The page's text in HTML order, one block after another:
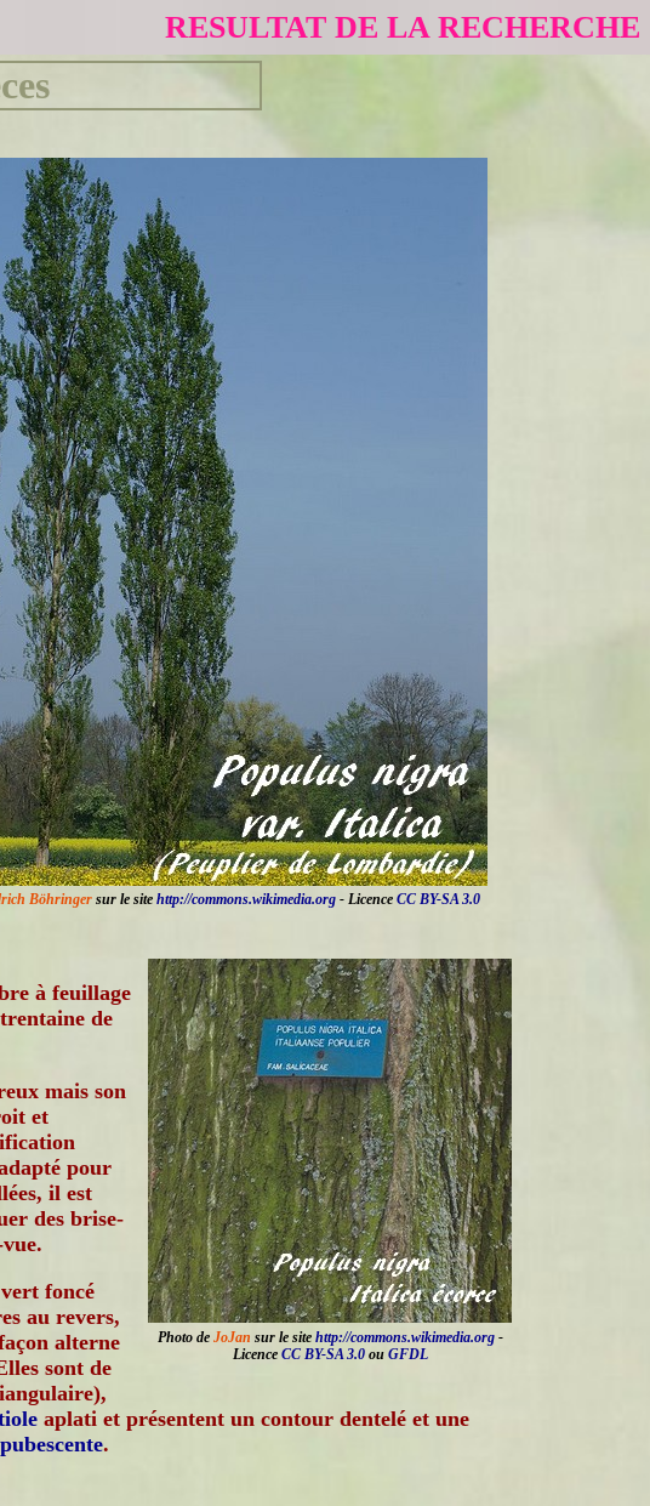
RESULTAT DE LA RECHERCHE
Böhringer sur le site http://commons.wikimedia.org - Licence CC BY-SA 3.0
Photo de JoJan sur le site http://commons.wikimedia.org-
Licence CC BY-SA 3.0ou GFDL
à feuillage
de
mais son
et
pour
il est
des brise-
foncé
au revers,
alterne
sont de
aplati et présentent un contour dentelé et une
pubescente.